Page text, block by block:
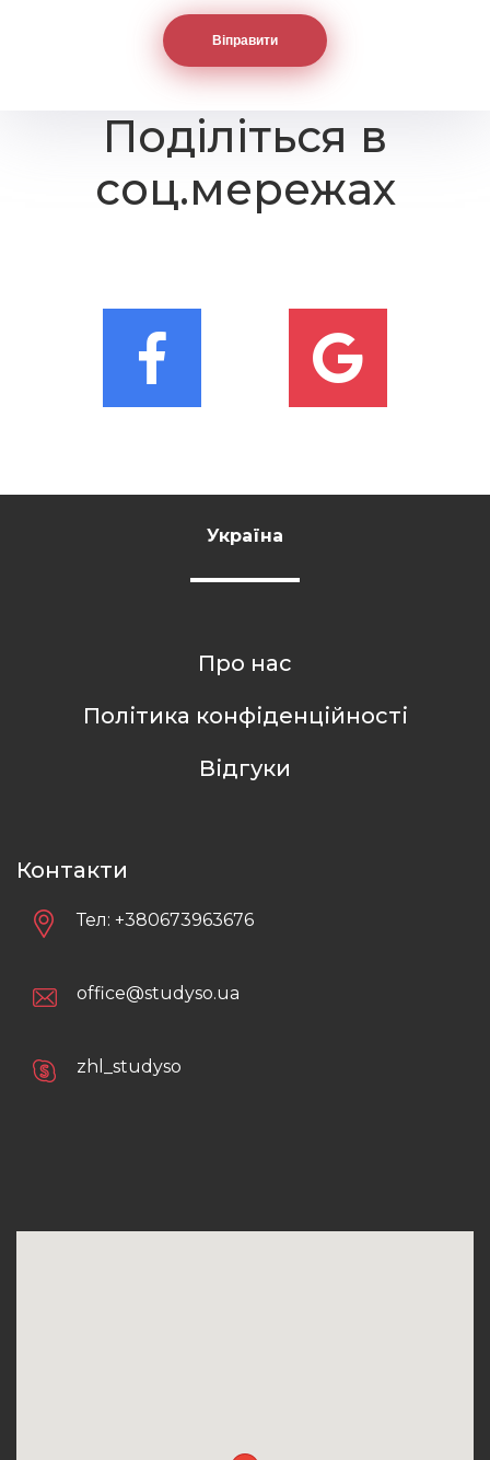
Поділіться в
соц.мережах
Україна
Про нас
Політика конфіденційності
Відгуки
Контакти
Тел: +380673963676
office@studyso.ua
zhl_studyso